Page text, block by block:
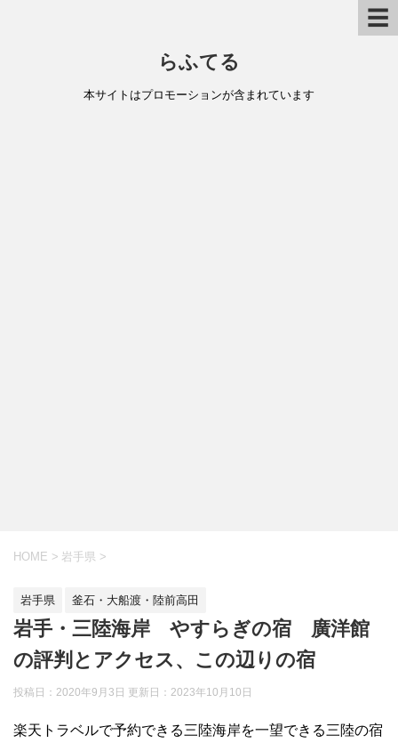
☰
らふてる
本サイトはプロモーションが含まれています
HOME > 岩手県 >
岩手県 釜石・大船渡・陸前高田
岩手・三陸海岸 やすらぎの宿 廣洋館
の評判とアクセス、この辺りの宿
投稿日：2020年9月3日 更新日： 2023年10月10日
楽天トラベルで予約できる三陸海岸を一望できる三陸の宿